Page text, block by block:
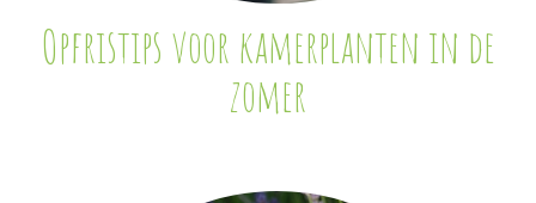
Opfristips voor kamerplanten in de
zomer